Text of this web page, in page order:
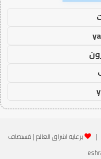
برعاية اشراق العالم| مُستضاف